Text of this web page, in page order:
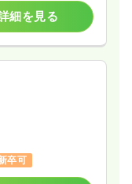
細を見る
卒可